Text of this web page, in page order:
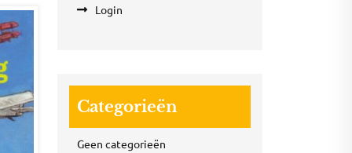
Login
Categorieën
Geen categorieën